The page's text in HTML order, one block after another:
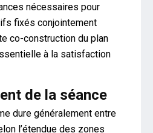
nécessaires pour
fixés conjointement
co-construction du plan
à la satisfaction
de la séance
dure généralement entre
l’étendue des zones